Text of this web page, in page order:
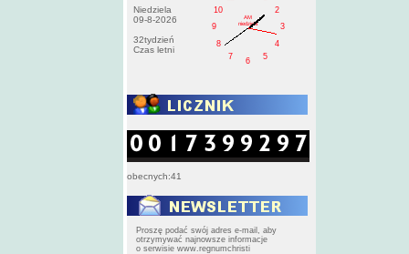
Niedziela
09-8-2026
32tydzień
Czas letni
2
3
4
5
6
7
8
9
10
AM
niedziela
obecnych:41
Proszę podać swój adres e-mail, aby
otrzymywać najnowsze informacje
o serwisie www.regnumchristi